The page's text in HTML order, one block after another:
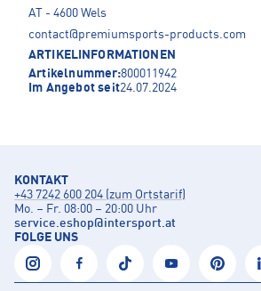
AT - 4600 Wels
contact@premiumsports-products.com
ARTIKELINFORMATIONEN
Artikelnummer:800011942
Im Angebot seit24.07.2024
KONTAKT
+43 7242 600 204 (zum Ortstarif)
Mo. – Fr. 08:00 – 20:00 Uhr
service.eshop@intersport.at
FOLGE UNS